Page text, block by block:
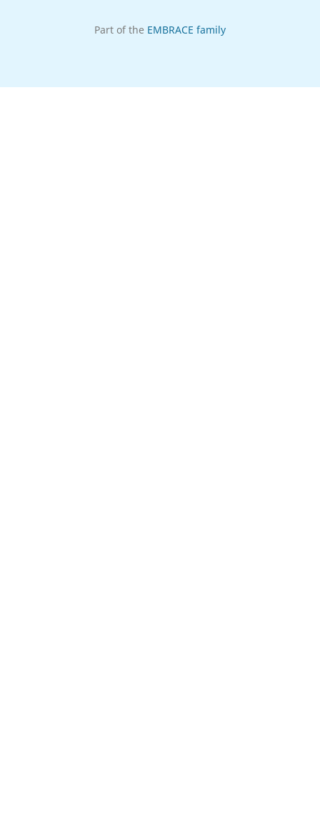
Part of the EMBRACE family